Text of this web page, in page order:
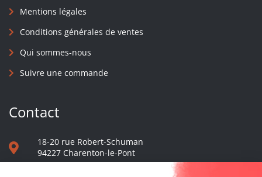
Mentions légales
Conditions générales de ventes
Qui sommes-nous
Suivre une commande
Contact
18-20 rue Robert-Schuman
94227 Charenton-le-Pont